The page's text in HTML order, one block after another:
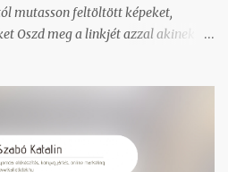
mutasson feltöltött képeket,
Oszd meg a linkjét azzal akinek a
valósult meg.
láthatsz. Fordulj hozzám